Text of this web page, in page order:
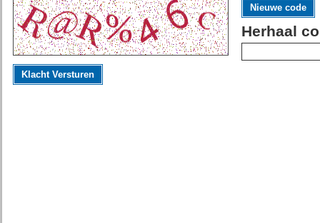
Nieuwe code
Herhaal
Klacht Versturen